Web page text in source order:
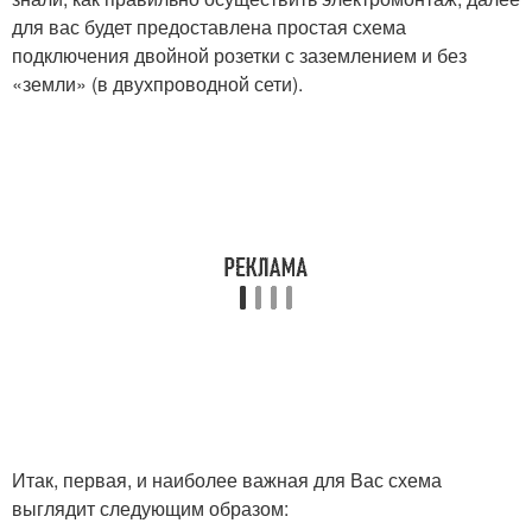
Двойные розетки
Турецкая розетка
одноклавишным
для вас будет предоставлена простая схема
подключения двойной розетки с заземлением и без
«земли» (в двухпроводной сети).
Итак, первая, и наиболее важная для Вас схема
выглядит следующим образом: